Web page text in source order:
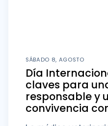
SÁBADO 8, AGOSTO
Día
claves para
responsable y
convivencia